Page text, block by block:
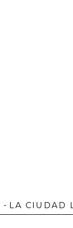
- LA CIUDAD